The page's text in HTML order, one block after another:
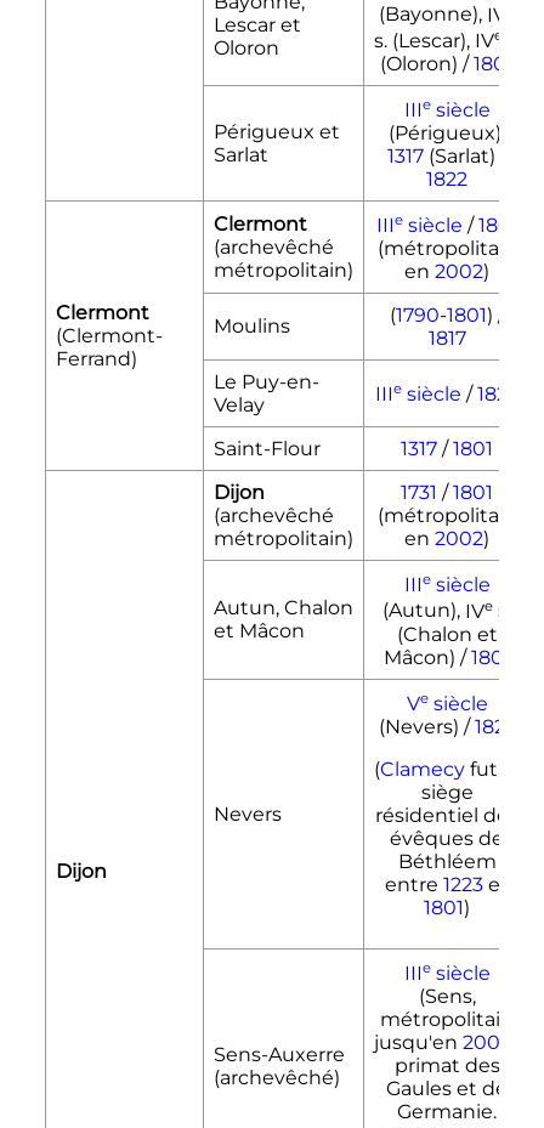
Lescar et
Oloron
(Bayonne), IV
s. (Lescar), IVe
(Oloron) /1801
Périgueux et
Sarlat
IIIesiècle
(Périgueux),
1317 (Sarlat) /
1822
Clermont
(Clermont-
Ferrand)
Clermont
(archevêché
métropolitain)
IIIesiècle /1801
(métropolitain
en2002)
Moulins (1790-1801) /
1817
Le Puy-en-
Velay
IIIe siècle /1822
Saint-Flour 1317 /1801
Dijon
Dijon
(archevêché
métropolitain)
1731 /1801
(métropolitain
en2002)
Autun, Chalon
et Mâcon
IIIesiècle
(Autun), IVe s.
(Chalon et
Mâcon) /1801
Nevers
Vesiècle
(Nevers) /1822
(Clamecy fut le
siège
résidentiel des
évêques de
Béthléem
entre1223 et
1801)
Sens-Auxerre
(archevêché)
IIIesiècle
(Sens,
métropolitain
jusqu'en 2002
primat des
Gaules et de
Germanie.